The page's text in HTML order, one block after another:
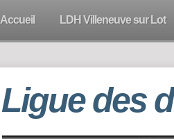
Accueil LDH Villeneuve sur Lot
Ligue des